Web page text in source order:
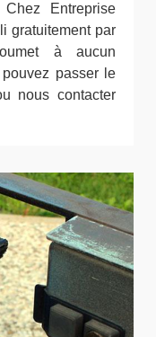
Entreprise
gratuitement par
à aucun
pouvez passer le
nous contacter